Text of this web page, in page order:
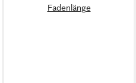
Fadenlänge